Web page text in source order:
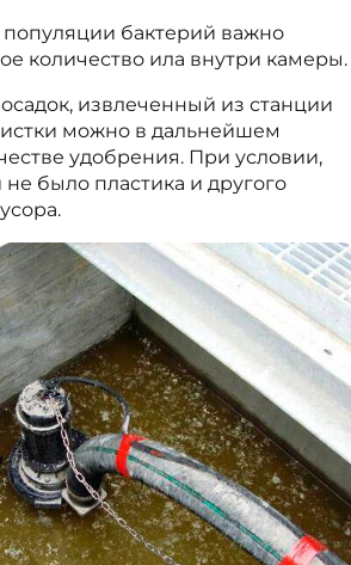
бактерий важно
количество ила внутри камеры.
извлеченный из станции
можно в дальнейшем
удобрения. При условии,
было пластика и другого